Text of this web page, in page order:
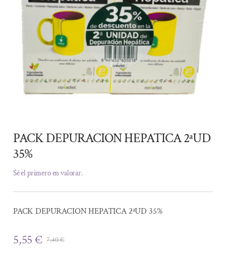
PACK DEPURACION HEPATICA 2ªUD
35%
Sé el primero en valorar.
PACK DEPURACION HEPATICA 2ªUD 35%
7,40€El
5,55€
El